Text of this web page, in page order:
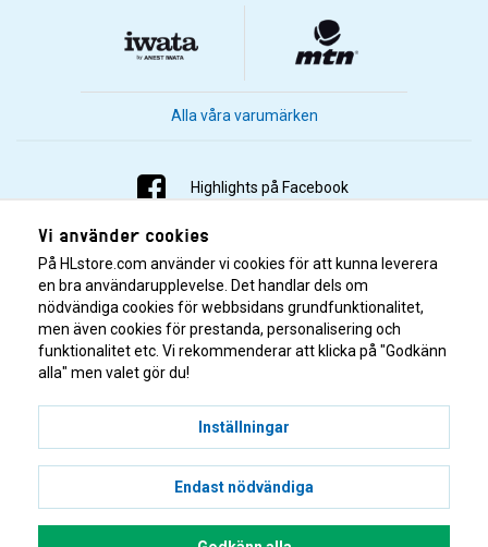
Alla våra varumärken
Highlights på Facebook
Highlights på Instagram
Highlights på Youtube
Highlights på Tiktok
© 2001–2026 Highlights/KR Distribution AB.
Vi använder cookies
På HLstore.com använder vi cookies för att kunna leverera
en bra användarupplevelse. Det handlar dels om
nödvändiga cookies för webbsidans grundfunktionalitet,
men även cookies för prestanda, personalisering och
funktionalitet etc. Vi rekommenderar att klicka på "Godkänn
alla" men valet gör du!
Inställningar
Endast nödvändiga